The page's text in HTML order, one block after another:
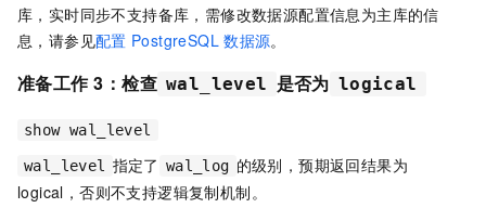
库，实时同步不支持备库，需修改数据源配置信息为主库的信
息，请参见配置 PostgreSQL 数据源。
准备工作 3：检查 wal_level 是否为 logical
show wal_level
wal_level 指定了 wal_log 的级别，预期返回结果为
logical，否则不支持逻辑复制机制。